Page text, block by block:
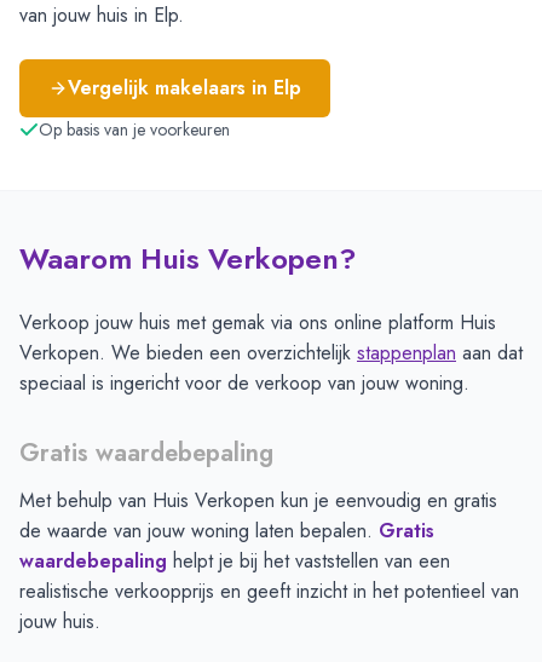
van jouw huis in Elp.
Vergelijk makelaars in Elp
Op basis van je voorkeuren
Waarom Huis Verkopen?
Verkoop jouw huis met gemak via ons online platform Huis
Verkopen. We bieden een overzichtelijk stappenplan aan dat
speciaal is ingericht voor de verkoop van jouw woning.
Gratis waardebepaling
Met behulp van Huis Verkopen kun je eenvoudig en gratis
de waarde van jouw woning laten bepalen. Gratis
waardebepaling helpt je bij het vaststellen van een
realistische verkoopprijs en geeft inzicht in het potentieel van
jouw huis.